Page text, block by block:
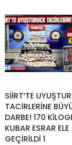
SİİRT’TE
TACİRLERİNE
DARBE! 170
KUBAR ESRAR ELE
GEÇİRİLDİ 1